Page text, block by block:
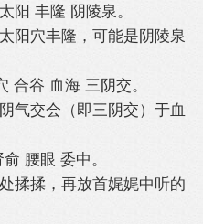
丰隆 阴陵泉。
阳穴丰隆，可能是阴陵泉
谷 血海 三阴交。
气交会（即三阴交）于血
腰眼 委中。
揉揉，再放首娓娓中听的